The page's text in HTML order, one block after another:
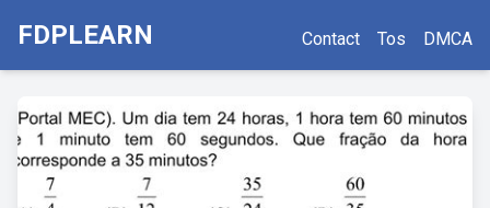
FDPLEARN Contact Tos DMCA